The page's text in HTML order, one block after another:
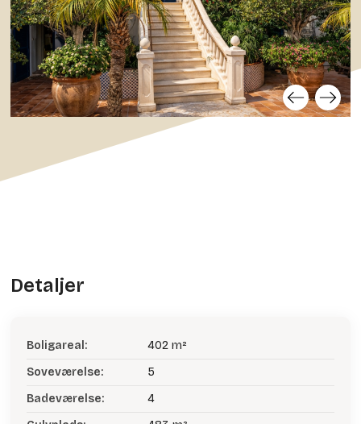
Detaljer
Boligareal:
402 m²
Soveværelse:
5
Badeværelse:
4